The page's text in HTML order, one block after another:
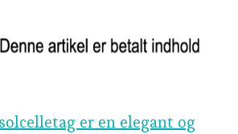
er en elegant og